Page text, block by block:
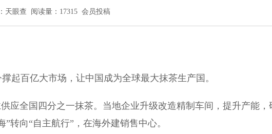
天眼查 阅读量：17315 会员投稿
起百亿大市场，让中国成为全球最大抹茶生产国。
应全国四分之一抹茶。当地企业升级改造精制车间，提升产能，
转向“自主航行”，在海外建销售中心。